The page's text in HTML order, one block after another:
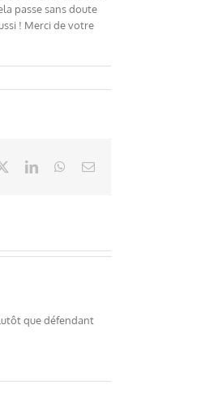
passe sans doute
! Merci de votre
LinkedInWhatsApp
Email
que défendant